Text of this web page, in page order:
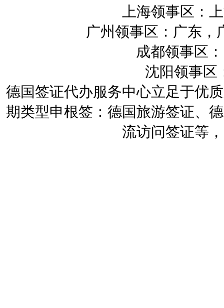
上海领事区：
广州领事区：广东，
成都领事区
沈阳领事区
德国签证代办服务中心立足于优
期类型申根签：德国旅游签证、
流访问签证等